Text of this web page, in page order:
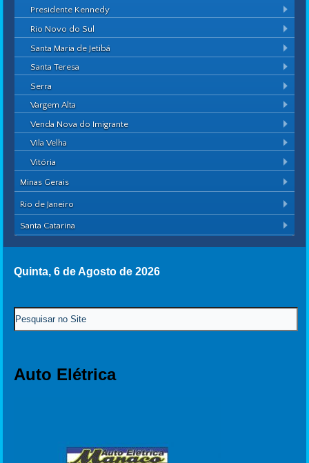
Presidente Kennedy
Rio Novo do Sul
Santa Maria de Jetibá
Santa Teresa
Serra
Vargem Alta
Venda Nova do Imigrante
Vila Velha
Vitória
Minas Gerais
Rio de Janeiro
Santa Catarina
Quinta, 6 de Agosto de 2026
Auto Elétrica